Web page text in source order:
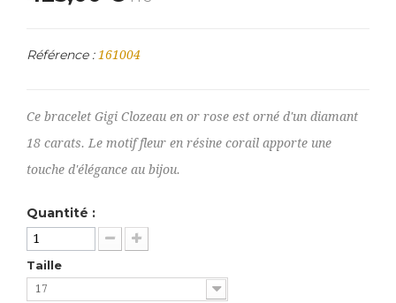
Référence : 161004
Ce bracelet Gigi Clozeau en or rose est orné d'un diamant
18 carats. Le motif fleur en résine corail apporte une
touche d'élégance au bijou.
Quantité :
Taille
17